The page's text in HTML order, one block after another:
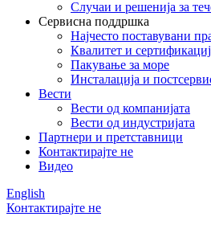
Случаи и решенија за
Сервисна поддршка
Најчесто поставувани
Квалитет и
Пакување за море
Инсталација и
Вести
Вести од компанијата
Вести од индустријата
Партнери и претставници
Контактирајте не
Видео
English
Контактирајте не